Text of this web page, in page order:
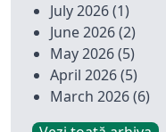
July 2026(1)
June 2026(2)
May 2026(5)
April 2026(5)
March 2026(6)